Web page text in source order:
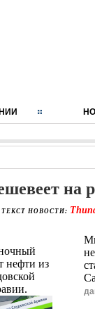
на
ТЕКСТ НОВОСТИ:
нефти из